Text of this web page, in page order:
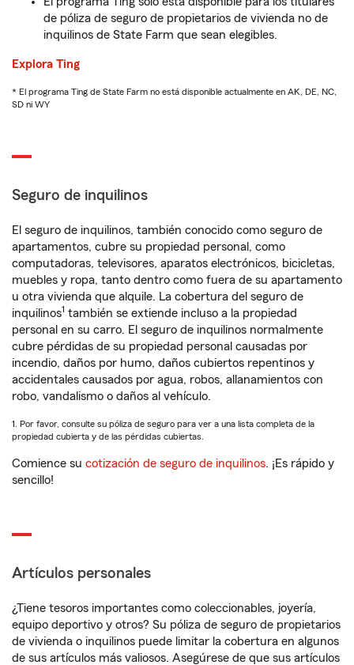
de póliza de seguro de propietarios de vivienda no de
inquilinos de State Farm que sean elegibles.
Explora Ting
* El programa Ting de State Farm no está disponible actualmente en AK, DE, NC,
SD ni WY
Seguro de inquilinos
El seguro de inquilinos, también conocido como seguro de
apartamentos, cubre su propiedad personal, como
computadoras, televisores, aparatos electrónicos, bicicletas,
muebles y ropa, tanto dentro como fuera de su apartamento
u otra vivienda que alquile. La cobertura del seguro de
inquilinos1 también se extiende incluso a la propiedad
personal en su carro. El seguro de inquilinos normalmente
cubre pérdidas de su propiedad personal causadas por
incendio, daños por humo, daños cubiertos repentinos y
accidentales causados por agua, robos, allanamientos con
robo, vandalismo o daños al vehículo.
1. Por favor, consulte su póliza de seguro para ver a una lista completa de la
propiedad cubierta y de las pérdidas cubiertas.
Comience su cotización de seguro de inquilinos. ¡Es rápido y
sencillo!
Artículos personales
¿Tiene tesoros importantes como coleccionables, joyería,
equipo deportivo y otros? Su póliza de seguro de propietarios
de vivienda o inquilinos puede limitar la cobertura en algunos
de sus artículos más valiosos. Asegúrese de que sus artículos